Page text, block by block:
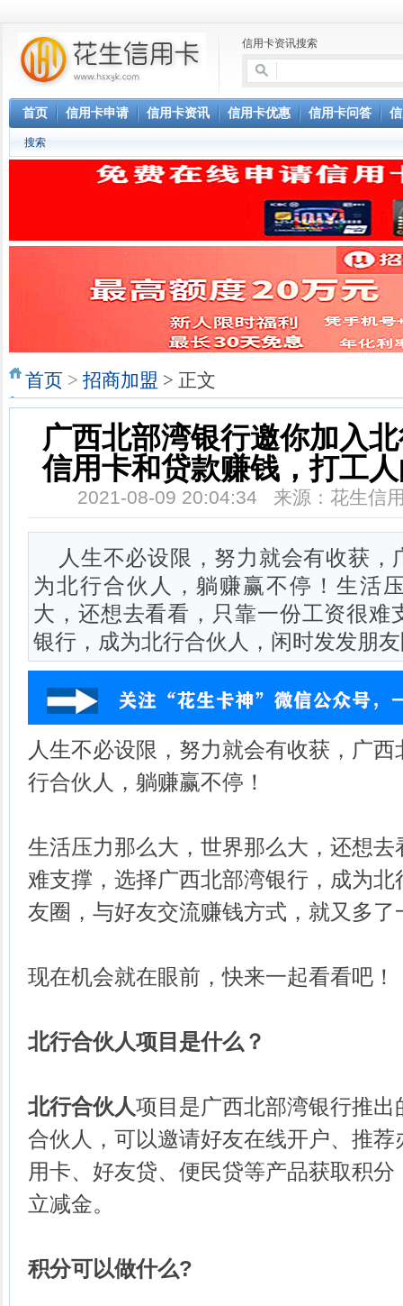
信用卡资讯搜索
首页 信用卡申请 信用卡资讯 信用卡优惠 信用卡问答
搜索
首页 > 招商加盟 > 正文
广西北部湾银行邀你加入
信用卡和贷款赚钱，打工
2021-08-09 20:04:34 来源：花生信
人生不必设限，努力就会有收获
为北行合伙人，躺赚赢不停！生活
大，还想去看看，只靠一份工资很难
银行，成为北行合伙人，闲时发发朋
人生不必设限，努力就会有收获，广
行合伙人，躺赚赢不停！
生活压力那么大，世界那么大，还想
难支撑，选择广西北部湾银行，成为
友圈，与好友交流赚钱方式，就又多了
现在机会就在眼前，快来一起看看吧！
北行合伙人项目是什么？
北行合伙人项目是广西北部湾银行推
合伙人，可以邀请好友在线开户、推
用卡、好友贷、便民贷等产品获取积
立减金。
积分可以做什么?